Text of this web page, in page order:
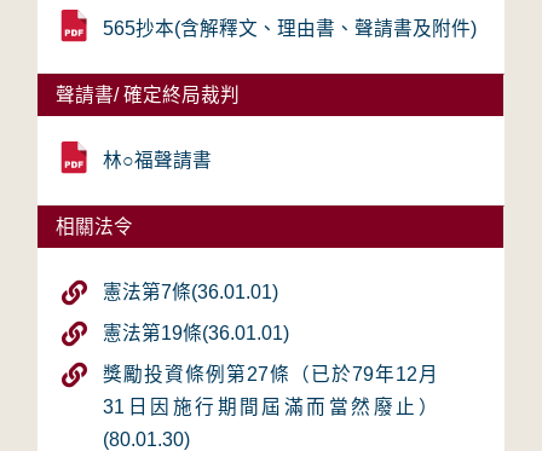
565抄本(含解釋文、理由書、聲請書及附件)
聲請書/ 確定終局裁判
林○福聲請書
相關法令
憲法第7條(36.01.01)
憲法第19條(36.01.01)
獎勵投資條例第27條（已於79年12月
31日因施行期間屆滿而當然廢止）
(80.01.30)